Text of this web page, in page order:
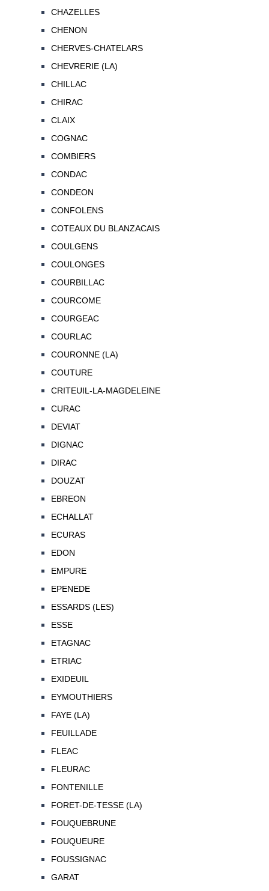
CHAZELLES
CHENON
CHERVES-CHATELARS
CHEVRERIE (LA)
CHILLAC
CHIRAC
CLAIX
COGNAC
COMBIERS
CONDAC
CONDEON
CONFOLENS
COTEAUX DU BLANZACAIS
COULGENS
COULONGES
COURBILLAC
COURCOME
COURGEAC
COURLAC
COURONNE (LA)
COUTURE
CRITEUIL-LA-MAGDELEINE
CURAC
DEVIAT
DIGNAC
DIRAC
DOUZAT
EBREON
ECHALLAT
ECURAS
EDON
EMPURE
EPENEDE
ESSARDS (LES)
ESSE
ETAGNAC
ETRIAC
EXIDEUIL
EYMOUTHIERS
FAYE (LA)
FEUILLADE
FLEAC
FLEURAC
FONTENILLE
FORET-DE-TESSE (LA)
FOUQUEBRUNE
FOUQUEURE
FOUSSIGNAC
GARAT